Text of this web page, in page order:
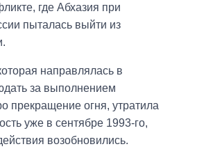
где Абхазия при
пыталась выйти из
направлялась в
за выполнением
прекращение огня, утратила
уже в сентябре 1993-го,
возобновились.